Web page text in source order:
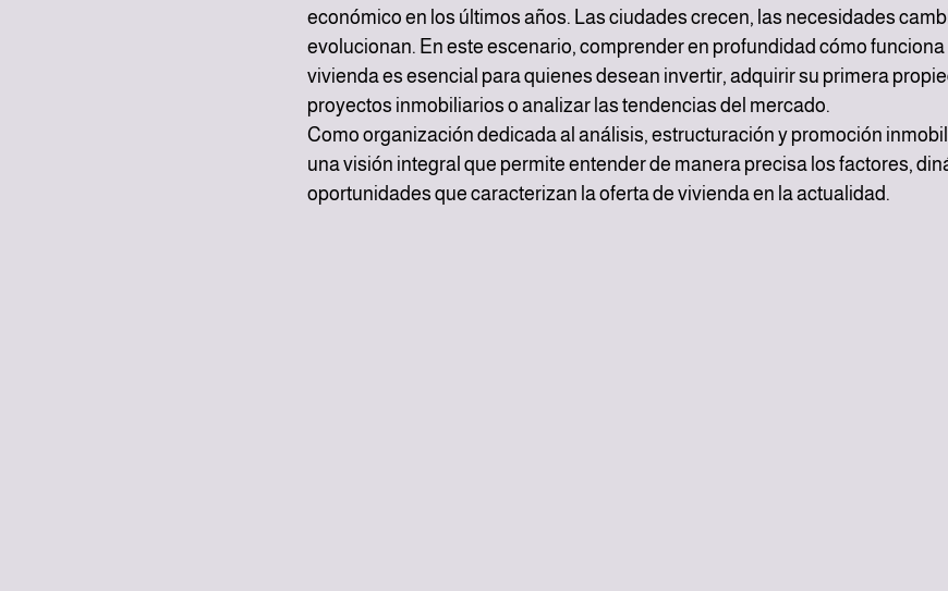
económico en los últimos años. Las ciudades crecen, las necesidades
evolucionan. En este escenario, comprender en profundidad cómo funciona
vivienda es esencial para quienes desean invertir, adquirir su primera
proyectos inmobiliarios o analizar las tendencias del mercado.
Como organización dedicada al análisis, estructuración y promoción
una visión integral que permite entender de manera precisa los factores,
oportunidades que caracterizan la oferta de vivienda en la actualidad.